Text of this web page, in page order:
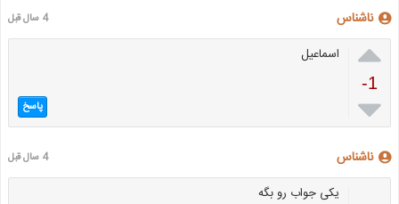
ناشناس 4 سال قبل

-1

اسماعیل
پاسخ
ناشناس 4 سال قبل
یکی جواب رو بگه